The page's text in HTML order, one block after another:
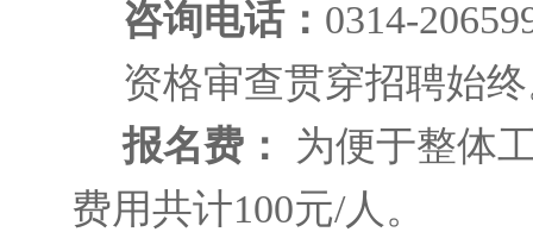
咨询电话： 0314-
资格审查贯穿招聘始
报名费： 为便于整体
费用共计100元/人。